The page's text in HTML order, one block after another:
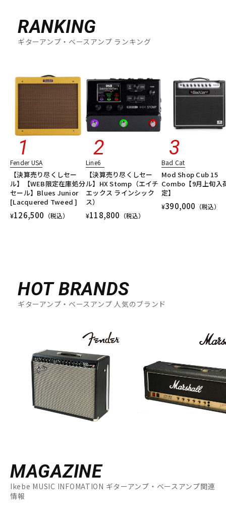
RANKING
ギターアンプ・ベースアンプ ランキング
Fender USA
【決算売り尽くしセー
ル】【WEB限定在庫処分
セール】Blues Junior
[Lacquered Tweed ]
¥126,500 （税込）
Line6
【決算売り尽くしセー
ル】HX Stomp（エイチ
エックス ラインシック
ス）
¥118,800 （税込）
Bad Cat
Mod Shop Cub 15
Combo【9月上旬入
定】
¥390,000 （税込）
HOT BRANDS
ギターアンプ・ベースアンプ 人気のブランド
MAGAZINE
Ikebe MUSIC INFOMATION ギターアンプ・ベースアンプ関連
情報